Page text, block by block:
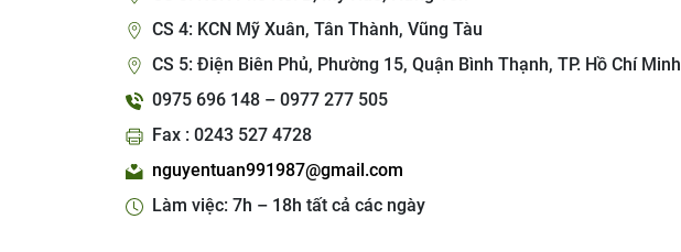
CS 4: KCN Mỹ Xuân, Tân Thành, Vũng Tàu
CS 5: Điện Biên Phủ, Phường 15, Quận Bình Thạnh, TP. Hồ Chí Minh
0975 696 148 – 0977 277 505
Fax : 0243 527 4728
nguyentuan991987@gmail.com
Làm việc: 7h – 18h tất cả các ngày